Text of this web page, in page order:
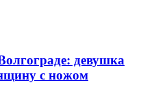
девушка
с ножом